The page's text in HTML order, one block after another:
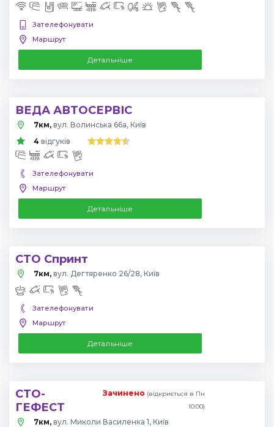
Зателефонувати
Маршрут
Детальніше
ВЕДА АВТОСЕРВІС
7км, вул. Волинська 66а, Київ
4 відгуків
Зателефонувати
Маршрут
Детальніше
СТО Спринт
7км, вул. Дегтяренко 26/28, Київ
Зателефонувати
Маршрут
Детальніше
СТО-
ГЕФЕСТ
Зачинено (відкриється в Пн
10:00)
7км, вул. Миколи Василенка 1, Київ